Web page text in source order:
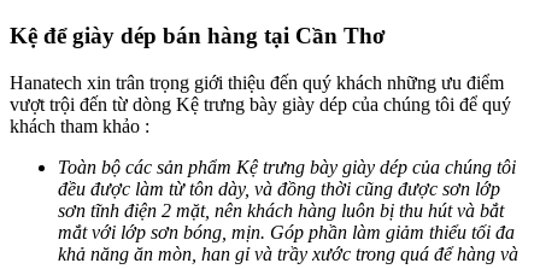
Kệ để giày dép bán hàng tại Cần Thơ
Hanatech xin trân trọng giới thiệu đến quý khách những ưu điểm
vượt trội đến từ dòng Kệ trưng bày giày dép của chúng tôi để quý
khách tham khảo :
Toàn bộ các sản phẩm Kệ trưng bày giày dép của chúng tôi
đều được làm từ tôn dày, và đồng thời cũng được sơn lớp
sơn tĩnh điện 2 mặt, nên khách hàng luôn bị thu hút và bắt
mắt với lớp sơn bóng, mịn. Góp phần làm giảm thiểu tối đa
khả năng ăn mòn, han gỉ và trầy xước trong quá để hàng và